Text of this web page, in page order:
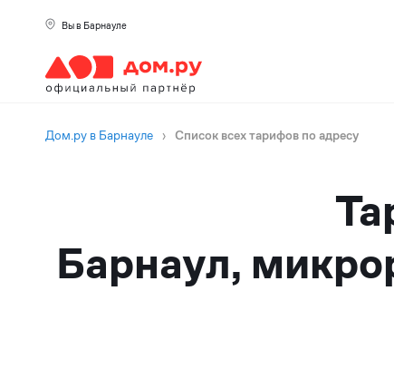
Вы в Барнауле
Дом.ру в Барнауле › Список всех тарифов по адресу
Барнаул,